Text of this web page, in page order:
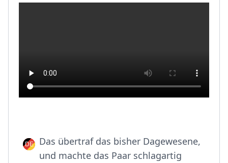
Das übertraf das bisher Dagewesene,
und machte das Paar schlagartig